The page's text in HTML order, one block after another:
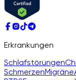
Erkrankungen
Schlafstörungen
SchmerzenMigräne